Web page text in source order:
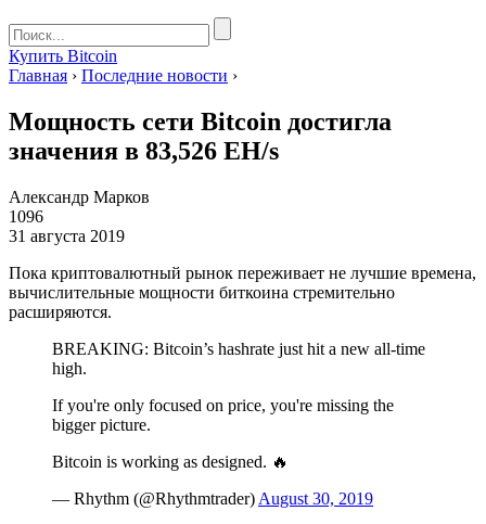
Купить Bitcoin
Главная › Последние новости ›
Мощность сети Bitcoin достигла
значения в 83,526 EH/s
Александр Марков
1096
31 августа 2019
Пока криптовалютный рынок переживает не лучшие времена,
вычислительные мощности биткоина стремительно
расширяются.
BREAKING: Bitcoin’s hashrate just hit a new all-time
high.
If you're only focused on price, you're missing the
bigger picture.
Bitcoin is working as designed. 🔥
— Rhythm (@Rhythmtrader) August 30, 2019